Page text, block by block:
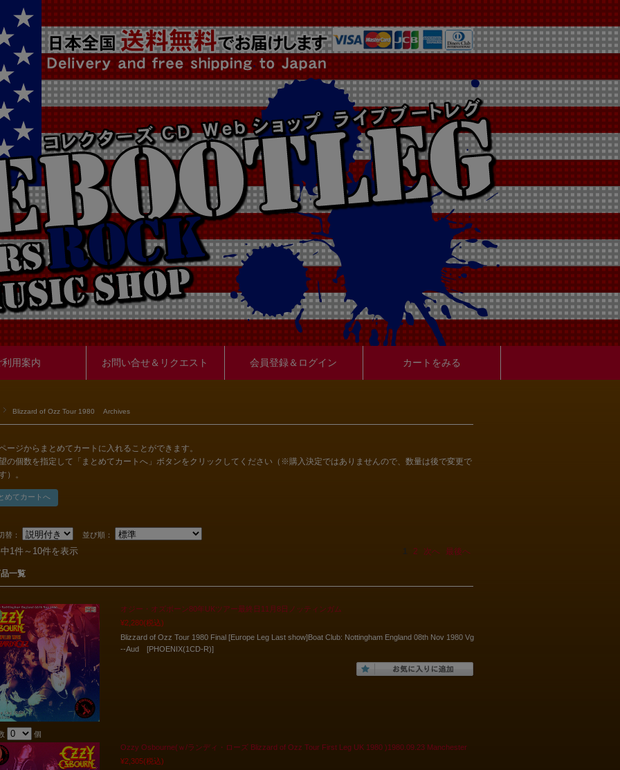
利用案内 お問い合せ＆リクエスト 会員登録＆ログイン カートをみる
Blizzard of Ozz Tour 1980 Archives
ージからまとめてカートに入れることができます。
の個数を指定して「まとめてカートへ」ボタンをクリックしてください（※購入決定ではありませんので、数量は後で変更で
）。
替： 並び順：
1件～10件を表示 2 次へ 最後へ
一覧
オジー・オズボーン80年UKツアー最終日11月8日ノッティンガム
¥2,280(税込)
Blizzard of Ozz Tour 1980 Final [Europe Leg Last show]Boat Club: Nottingham England 08th Nov 1980 Vg
--Aud [PHOENIX(1CD-R)]
個
Ozzy Osbourne(ｗ/ランディ・ローズ Blizzard of Ozz Tour First Leg UK 1980 )1980.09.23 Manchester
¥2,305(税込)